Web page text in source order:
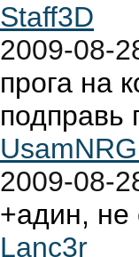
Staff3D
2009-08-
прога на
подправь
2009-08-
+адин, не
Lanc3r